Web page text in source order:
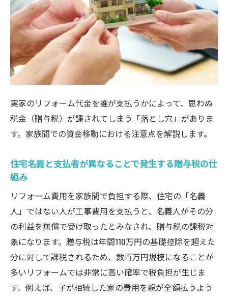
実家のリフォーム代金を誰が支払うかによって、思わぬ
税金（贈与税）が課されてしまう「落とし穴」がありま
す。家族間での資金移動における注意点を解説します。
住宅名義と支払者が異なることで発生する贈与税の仕
組み
リフォーム費用を家族間で負担する際、住宅の「名義
人」ではない人が工事費用を支払うと、名義人がその分
の利益を無償で受け取ったとみなされ、贈与税の課税対
象になります。贈与税は年間110万円の基礎控除を超えた
分に対して課税されるため、数百万円規模になることが
多いリフォームでは非常に高い確率で税負担が生じま
す。例えば、子が相続した家の費用を親が全額払うよう